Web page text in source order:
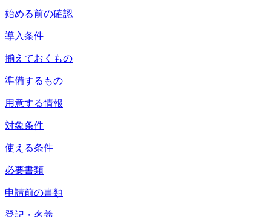
始める前の確認
導入条件
揃えておくもの
準備するもの
用意する情報
対象条件
使える条件
必要書類
申請前の書類
登記・名義